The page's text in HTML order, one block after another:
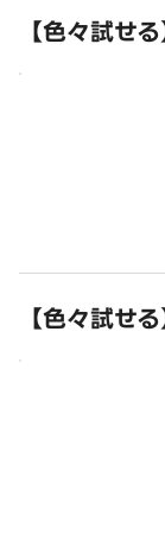
【色々試せ
【色々試せ